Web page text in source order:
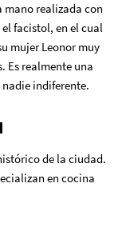
mano realizada con
facistol, en el cual
mujer Leonor muy
Es realmente una
indiferente.
de la ciudad.
en cocina